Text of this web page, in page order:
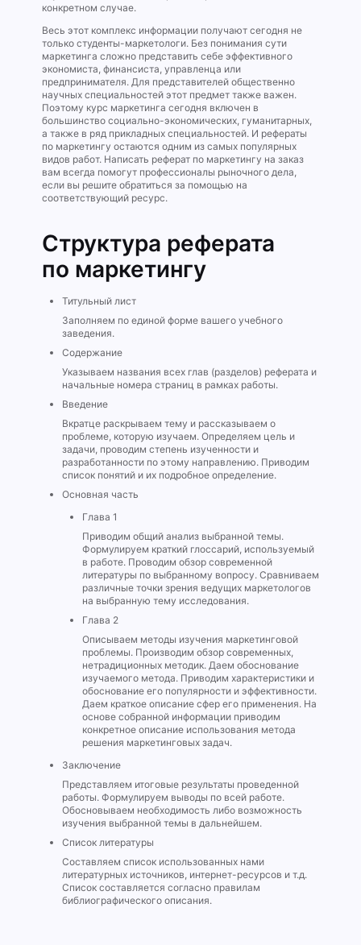
конкретном случае.
Весь этот комплекс информации получают сегодня не
только студенты-маркетологи. Без понимания сути
маркетинга сложно представить себе эффективного
экономиста, финансиста, управленца или
предпринимателя. Для представителей общественно
научных специальностей этот предмет также важен.
Поэтому курс маркетинга сегодня включен в
большинство социально-экономических, гуманитарных,
а также в ряд прикладных специальностей. И рефераты
по маркетингу остаются одним из самых популярных
видов работ. Написать реферат по маркетингу на заказ
вам всегда помогут профессионалы рыночного дела,
если вы решите обратиться за помощью на
соответствующий ресурс.
Структура реферата
по маркетингу
Титульный лист
Заполняем по единой форме вашего учебного
заведения.
Содержание
Указываем названия всех глав (разделов) реферата и
начальные номера страниц в рамках работы.
Введение
Вкратце раскрываем тему и рассказываем о
проблеме, которую изучаем. Определяем цель и
задачи, проводим степень изученности и
разработанности по этому направлению. Приводим
список понятий и их подробное определение.
Основная часть
Глава 1
Приводим общий анализ выбранной темы.
Формулируем краткий глоссарий, используемый
в работе. Проводим обзор современной
литературы по выбранному вопросу. Сравниваем
различные точки зрения ведущих маркетологов
на выбранную тему исследования.
Глава 2
Описываем методы изучения маркетинговой
проблемы. Производим обзор современных,
нетрадиционных методик. Даем обоснование
изучаемого метода. Приводим характеристики и
обоснование его популярности и эффективности.
Даем краткое описание сфер его применения. На
основе собранной информации приводим
конкретное описание использования метода
решения маркетинговых задач.
Заключение
Представляем итоговые результаты проведенной
работы. Формулируем выводы по всей работе.
Обосновываем необходимость либо возможность
изучения выбранной темы в дальнейшем.
Список литературы
Составляем список использованных нами
литературных источников, интернет-ресурсов и т.д.
Список составляется согласно правилам
библиографического описания.